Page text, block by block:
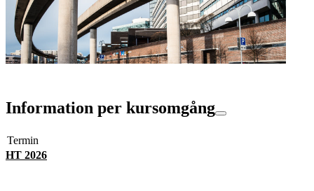
Information per kursomgång
Termin
HT 2026